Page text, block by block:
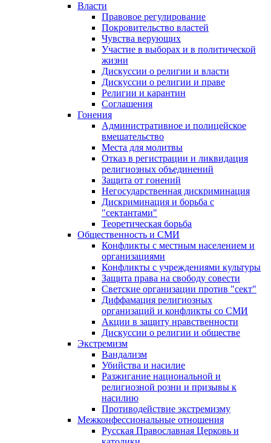
Власти
Правовое регулирование
Покровительство властей
Чувства верующих
Участие в выборах и в политической
жизни
Дискуссии о религии и власти
Дискуссии о религии и праве
Религии и карантин
Соглашения
Гонения
Административное и полицейское
вмешательство
Места для молитвы
Отказ в регистрации и ликвидация
религиозных объединений
Защита от гонений
Негосударственная дискриминация
Дискриминация и борьба с
"сектантами"
Теоретическая борьба
Общественность и СМИ
Конфликты с местным населением и
организациями
Конфликты с учреждениями культуры
Защита права на свободу совести
Светские организации против "сект"
Диффамация религиозных
организаций и конфликты со СМИ
Акции в защиту нравственности
Дискуссии о религии и обществе
Экстремизм
Вандализм
Убийства и насилие
Разжигание национальной и
религиозной розни и призывы к
насилию
Противодействие экстремизму
Межконфессиональные отношения
Русская Православная Церковь и